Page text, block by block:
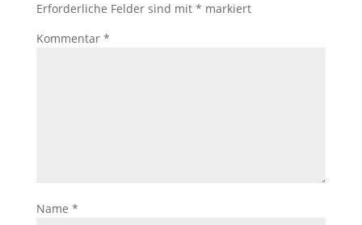
Erforderliche Felder sind mit * markiert
Kommentar *
Name *